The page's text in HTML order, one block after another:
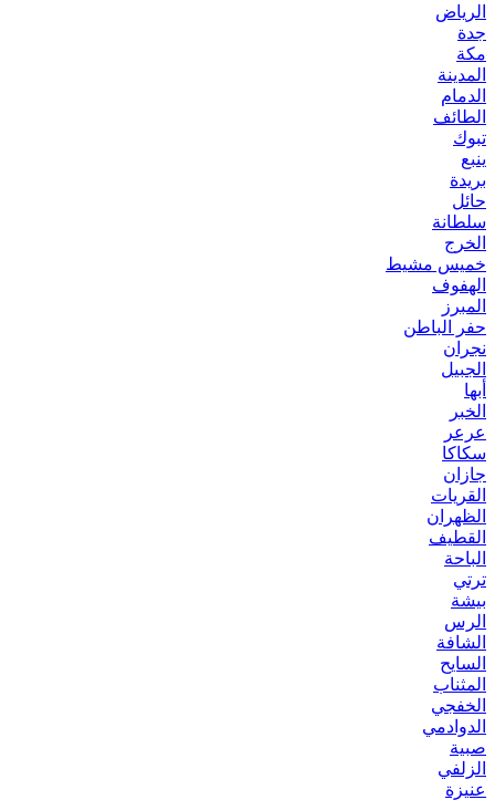
الرياض
جدة
مكة
المدينة
الدمام
الطائف
تبوك
ينبع
بريدة
حائل
سلطانة
الخرج
خميس مشيط
الهفوف
المبرز
حفر الباطن
نجران
الجبيل
أبها
الخبر
عرعر
سكاكا
جازان
القريات
الظهران
القطيف
الباحة
ترتي
بيشة
الرس
الشافة
السايح
المثناب
الخفجي
الدوادمي
صبية
الزلفي
عنيزة